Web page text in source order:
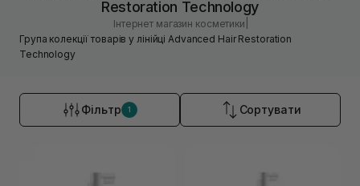
Restoration Technology
Інтернет магазин косметики
Група колекції товарів у лінійці Advanced Hair Restoration
Technology
Фільтр 1 Сортувати